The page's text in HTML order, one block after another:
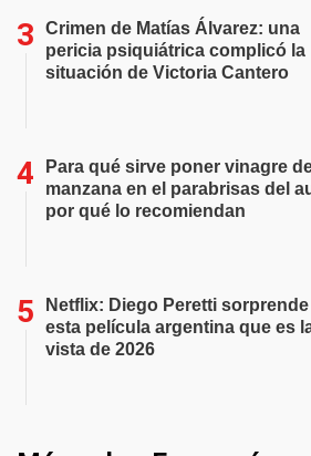
Crimen de Matías Álvarez: una
pericia psiquiátrica complicó la
situación de Victoria Cantero
Para qué sirve poner vinagre
manzana en el parabrisas del
por qué lo recomiendan
Netflix: Diego Peretti
esta película argentina que es
vista de 2026